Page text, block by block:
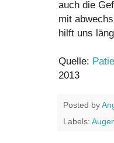
auch die
mit
hilft uns
Quelle:
2013
Posted by
Labels: